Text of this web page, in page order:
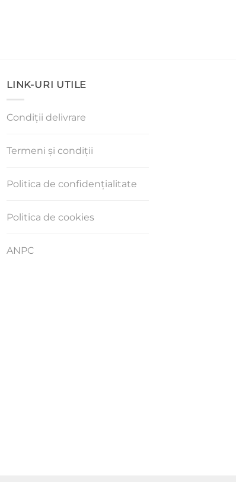
LINK-URI UTILE
Condiții delivrare
Termeni și condiții
Politica de confidențialitate
Politica de cookies
ANPC